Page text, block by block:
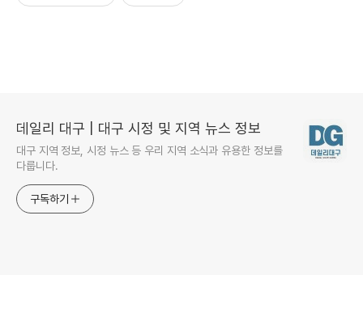
데일리 대구 | 대구 시정 및 지역 뉴스 정보
대구 지역 정보, 시정 뉴스 등 우리 지역 소식과 유용한 정보를
다룹니다.
구독하기